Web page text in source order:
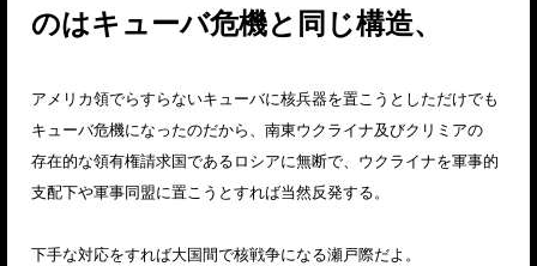
のはキューバ危機と同じ構造、
アメリカ領でらすらないキューバに核兵器を置こうとしただけでも
キューバ危機になったのだから、南東ウクライナ及びクリミアの
存在的な領有権請求国であるロシアに無断で、ウクライナを軍事的
支配下や軍事同盟に置こうとすれば当然反発する。
下手な対応をすれば大国間で核戦争になる瀬戸際だよ。